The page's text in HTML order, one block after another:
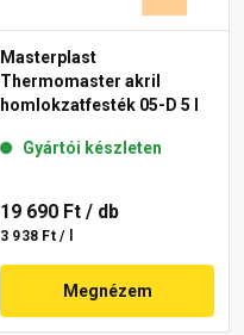
Masterplast
Thermomaster akril
homlokzatfesték 05-D 5 l
Gyártói készleten
19 690 Ft / db
3 938 Ft / l
Megnézem